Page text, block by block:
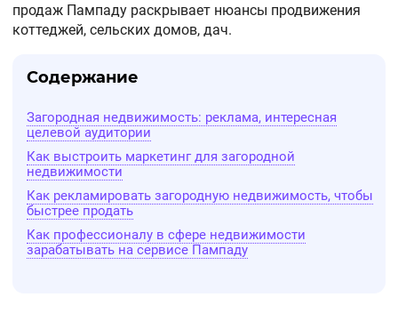
продаж Пампаду раскрывает нюансы продвижения
коттеджей, сельских домов, дач.
Содержание
Загородная недвижимость: реклама, интересная
целевой аудитории
Как выстроить маркетинг для загородной
недвижимости
Как рекламировать загородную недвижимость, чтобы
быстрее продать
Как профессионалу в сфере недвижимости
зарабатывать на сервисе Пампаду